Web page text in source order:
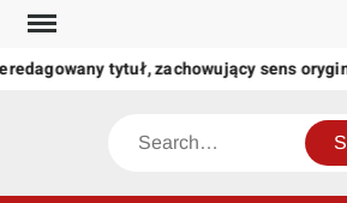
Skip
content
tytuł, zachowujący sens
Search